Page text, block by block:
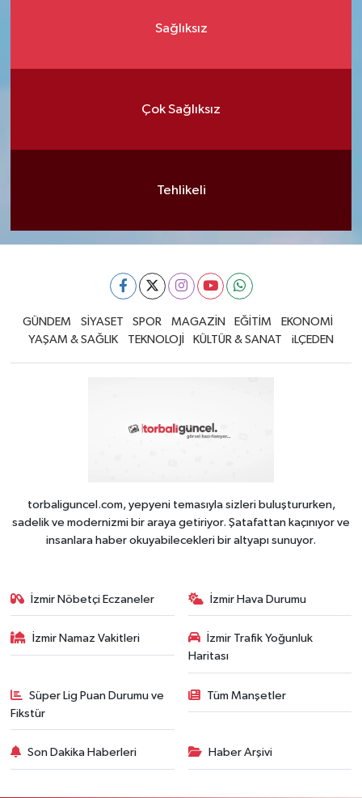
Sağlıksız
Çok Sağlıksız
Tehlikeli
GÜNDEM SİYASET SPOR MAGAZİN EĞİTİM
EKONOMİ
YAŞAM & SAĞLIK
TEKNOLOJİ KÜLTÜR & SANAT iLÇEDEN
torbaliguncel.com, yepyeni temasıyla sizleri buluştururken,
sadelik ve modernizmi bir araya getiriyor. Şatafattan kaçınıyor ve
insanlara haber okuyabilecekleri bir altyapı sunuyor.
İzmir Nöbetçi Eczaneler İzmir Hava Durumu
İzmir Namaz Vakitleri
İzmir Trafik Yoğunluk
Haritası
Süper Lig Puan Durumu ve
Fikstür
Tüm Manşetler
Son Dakika Haberleri Haber Arşivi